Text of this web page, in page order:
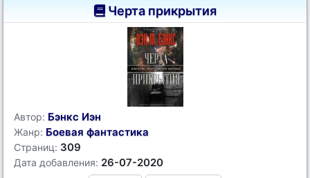
Черта прикрытия
Автор: Бэнкс Иэн
Жанр: Боевая фантастика
Страниц: 309
Дата добавления: 26-07-2020